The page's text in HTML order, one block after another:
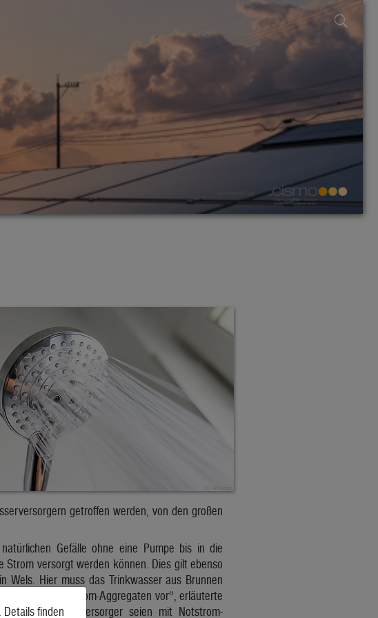
getroffen werden, von den großen
Gefälle ohne eine Pumpe bis in die
versorgt werden können. Dies gilt ebenso
Wels. Hier muss das Trinkwasser aus Brunnen
wir mittels Notstrom-Aggregaten vor“, erläuterte
kleine Wasserversorger seien mit Notstrom-
finden